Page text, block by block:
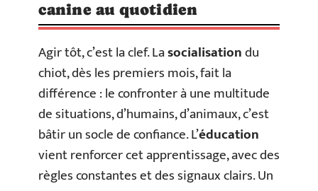
canine au quotidien
Agir tôt, c’est la clef. Lasocialisationdu
chiot, dès les premiers mois, fait la
différence : le confronter à une multitude
de situations, d’humains, d’animaux, c’est
bâtir un socle de confiance. L’éducation
vient renforcer cet apprentissage, avec des
règles constantes et des signaux clairs. Un